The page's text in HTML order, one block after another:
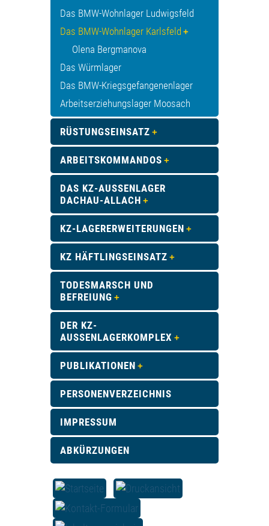
Das BMW-Wohnlager Ludwigsfeld
Das BMW-Wohnlager Karlsfeld
Olena Bergmanova
Das Würmlager
Das BMW-Kriegsgefangenenlager
Arbeitserziehungslager Moosach
RÜSTUNGSEINSATZ
ARBEITSKOMMANDOS
DAS KZ-AUSSENLAGER D
ACHAU-ALLACH
KZ-LAGERERWEITERUNGEN
KZ HÄFTLINGSEINSATZ
TODESMARSCH UND
BEFREIUNG
DER KZ-
AUSSENLAGERKOMPLEX
PUBLIKATIONEN
PERSONENVERZEICHNIS
IMPRESSUM
ABKÜRZUNGEN